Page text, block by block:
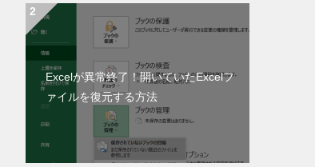
Excelが異常終了！開いていたExcelフ
ァイルを復元する方法